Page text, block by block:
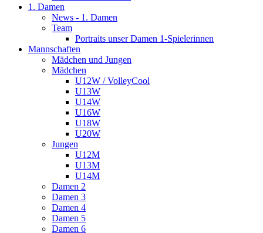
1. Damen
News - 1. Damen
Team
Portraits unser Damen 1-Spielerinnen
Mannschaften
Mädchen und Jungen
Mädchen
U12W / VolleyCool
U13W
U14W
U16W
U18W
U20W
Jungen
U12M
U13M
U14M
Damen 2
Damen 3
Damen 4
Damen 5
Damen 6